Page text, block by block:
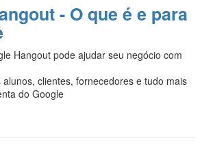
- O que é e para
Hangout pode ajudar seu negócio com
clientes, fornecedores e tudo mais
do Google